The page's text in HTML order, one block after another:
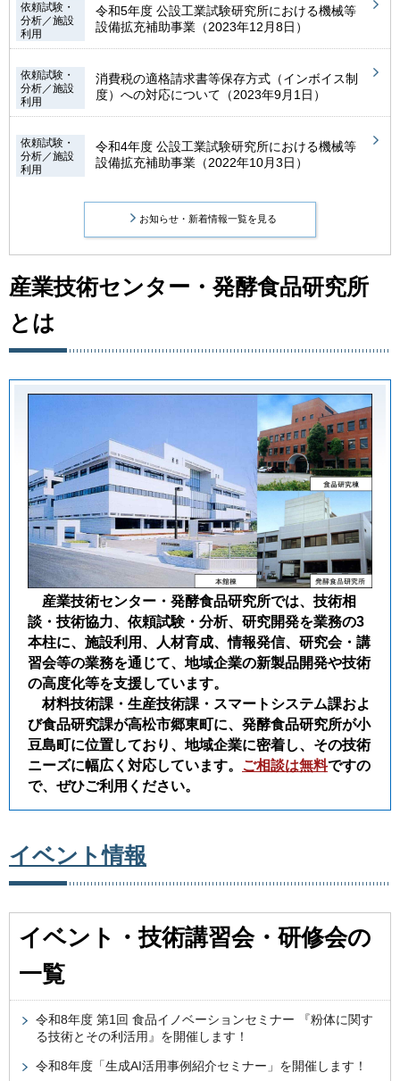
依頼試験・
分析／施設
利用
令和5年度 公設工業試験研究所における機械等
設備拡充補助事業（2023年12月8日）
依頼試験・
分析／施設
利用
消費税の適格請求書等保存方式（インボイス制
度）への対応について（2023年9月1日）
依頼試験・
分析／施設
利用
令和4年度 公設工業試験研究所における機械等
設備拡充補助事業（2022年10月3日）
お知らせ・新着情報一覧を見る
産業技術センター・発酵食品研究所
とは
産業技術センター・発酵食品研究所では、技術相
談・技術協力、依頼試験・分析、研究開発を業務の3
本柱に、施設利用、人材育成、情報発信、研究会・講
習会等の業務を通じて、地域企業の新製品開発や技術
の高度化等を支援しています。
材料技術課・生産技術課・スマートシステム課およ
び食品研究課が高松市郷東町に、発酵食品研究所が小
豆島町に位置しており、地域企業に密着し、その技術
ニーズに幅広く対応しています。 ご相談は無料ですの
で、ぜひご利用ください。
イベント情報
イベント・技術講習会・研修会の
一覧
令和8年度 第1回 食品イノベーションセミナー 『粉体に関す
る技術とその利活用』を開催します！
令和8年度「生成AI活用事例紹介セミナー」を開催します！